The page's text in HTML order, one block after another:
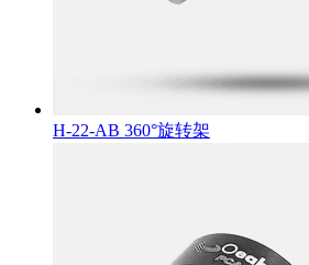
H-22-AB 360°旋转架